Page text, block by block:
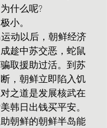
什么呢?
小。
动以后，朝鲜经济
趁中苏交恶，蛇鼠
取援助过活。到苏
，朝鲜立即陷入饥
之道是发展核武在
韩日出钱买平安。
朝鲜的朝鲜半岛能